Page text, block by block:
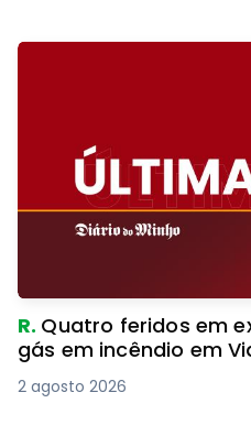
R. Quatro feridos em
gás em incêndio em
2 agosto 2026